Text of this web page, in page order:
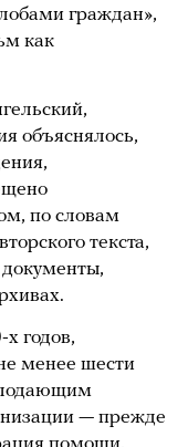
граждан»,
как
объяснялось,
по словам
текста,
документы,
годов,
менее шести
— прежде